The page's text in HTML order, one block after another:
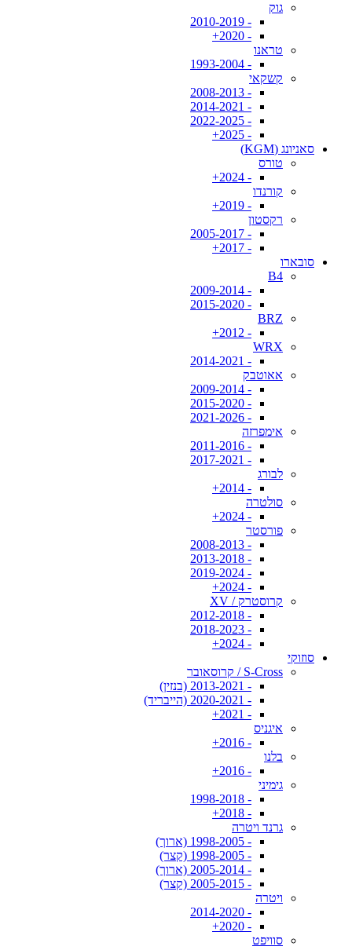
גוק
- 2010-2019
- 2020+
טראנו
- 1993-2004
קשקאי
- 2008-2013
- 2014-2021
- 2022-2025
- 2025+
סאניונג (KGM)
טורס
- 2024+
קורנדו
- 2019+
רקסטון
- 2005-2017
- 2017+
סובארו
B4
- 2009-2014
- 2015-2020
BRZ
- 2012+
WRX
- 2014-2021
אאוטבק
- 2009-2014
- 2015-2020
- 2021-2026
אימפרזה
- 2011-2016
- 2017-2021
לבורג
- 2014+
סולטרה
- 2024+
פורסטר
- 2008-2013
- 2013-2018
- 2019-2024
- 2024+
קרוסטרק / XV
- 2012-2018
- 2018-2023
- 2024+
סוזוקי
S-Cross / קרוסאובר
- 2013-2021 (בנזין)
- 2020-2021 (הייבריד)
- 2021+
איגניס
- 2016+
בלנו
- 2016+
גימיני
- 1998-2018
- 2018+
גרנד ויטרה
- 1998-2005 (ארוך)
- 1998-2005 (קצר)
- 2005-2014 (ארוך)
- 2005-2015 (קצר)
ויטרה
- 2014-2020
- 2020+
סוויפט